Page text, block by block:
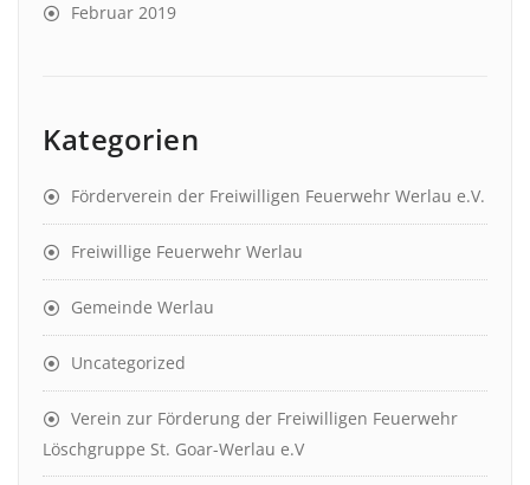
Februar 2019
Kategorien
Förderverein der Freiwilligen Feuerwehr Werlau e.V.
Freiwillige Feuerwehr Werlau
Gemeinde Werlau
Uncategorized
Verein zur Förderung der Freiwilligen Feuerwehr
Löschgruppe St. Goar-Werlau e.V